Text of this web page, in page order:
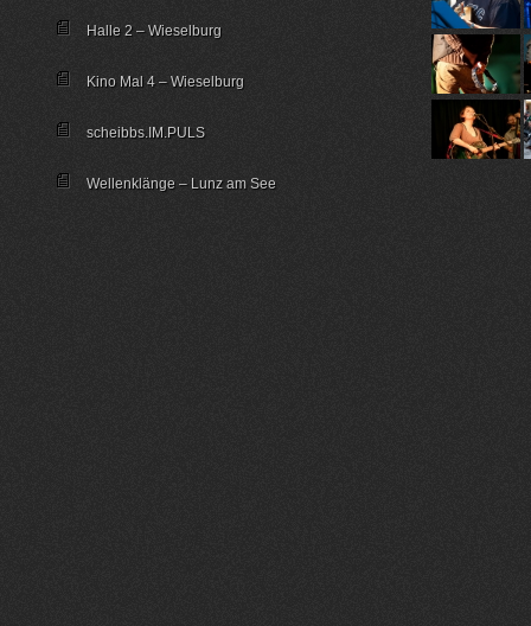
Halle 2 – Wieselburg
Kino Mal 4 – Wieselburg
scheibbs.IM.PULS
Wellenklänge – Lunz am See